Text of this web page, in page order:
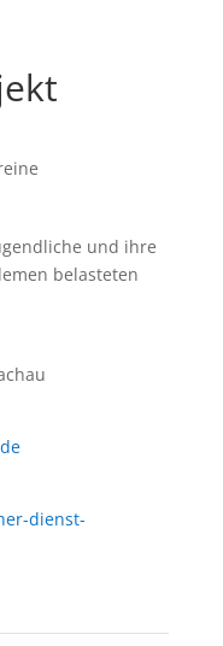
und ihre
belasteten
dienst-